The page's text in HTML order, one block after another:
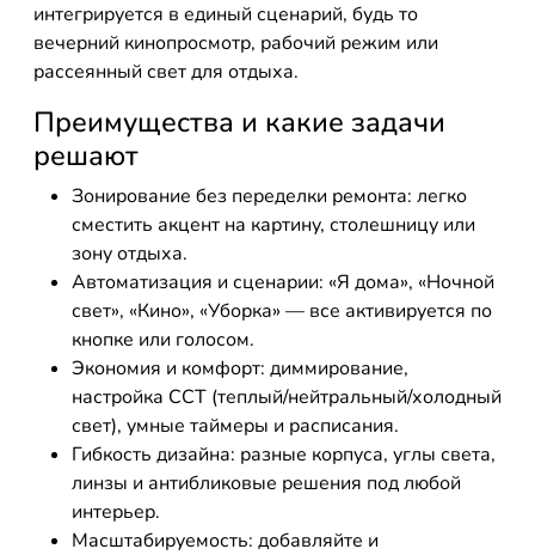
интегрируется в единый сценарий, будь то
вечерний кинопросмотр, рабочий режим или
рассеянный свет для отдыха.
Преимущества и какие задачи
решают
Зонирование без переделки ремонта: легко
сместить акцент на картину, столешницу или
зону отдыха.
Автоматизация и сценарии: «Я дома», «Ночной
свет», «Кино», «Уборка» — все активируется по
кнопке или голосом.
Экономия и комфорт: диммирование,
настройка CCT (теплый/нейтральный/холодный
свет), умные таймеры и расписания.
Гибкость дизайна: разные корпуса, углы света,
линзы и антибликовые решения под любой
интерьер.
Масштабируемость: добавляйте и